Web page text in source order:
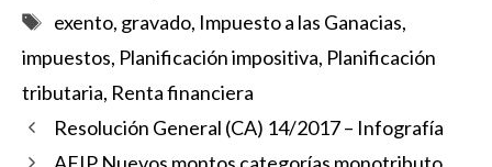
Etiquetas
exento, gravado, Impuesto a las Ganacias,
impuestos, Planificación impositiva, Planificación
tributaria, Renta financiera
Resolución General (CA) 14/2017 – Infografía